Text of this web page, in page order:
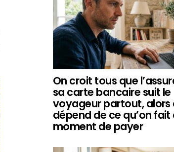
On croit tous que
sa carte bancaire suit le
voyageur partout, alors
dépend de ce qu’on fait
moment de payer